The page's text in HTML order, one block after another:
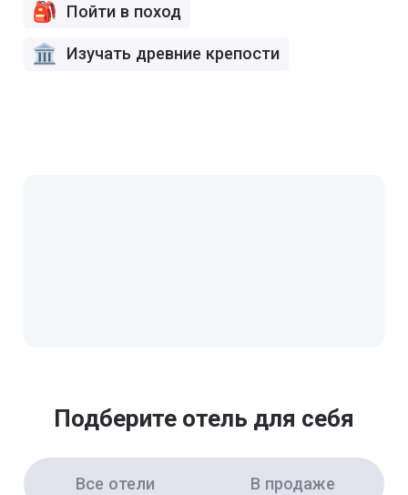
Пойти в поход
Изучать древние крепости
Подберите отель для себя
Все отели В продаже